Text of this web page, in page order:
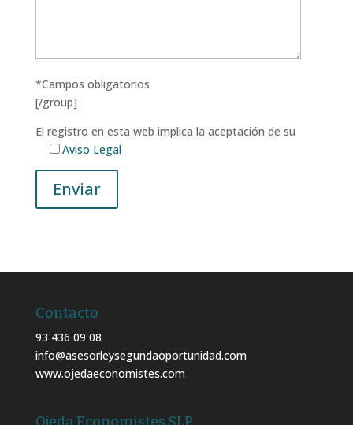
*Campos obligatorios
[/group]
El registro en esta web implica la aceptación de su
Aviso Legal
Contacto
93 436 09 08
info@asesorleysegundaoportunidad.com
www.ojedaeconomistes.com